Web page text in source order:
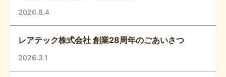
2026.8.4
レアテック株式会社 創業28周年のごあいさつ
2026.3.1